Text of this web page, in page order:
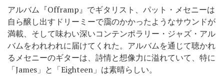
アルバム『Offramp』でギタリスト、パット・メセニーは
自ら醸し出すドリーミーで靄のかかったようなサウンドが
満載、そして味わい深いコンテンポラリー・ジャズ・アル
バムをわれわれに届けてくれた。アルバムを通じて聴かれ
るメセニーのギターは、詩情と想像力に溢れていて、特に
「James」と「Eighteen」は素晴らしい。